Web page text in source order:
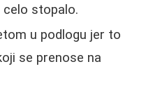
celo stopalo.
u podlogu jer to
se prenose na